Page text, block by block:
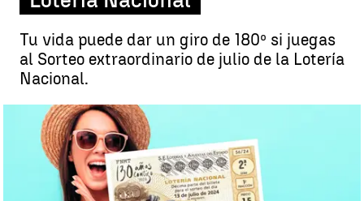
Tu vida puede dar un giro de 180º si juegas
al Sorteo extraordinario de julio de la Lotería
Nacional.